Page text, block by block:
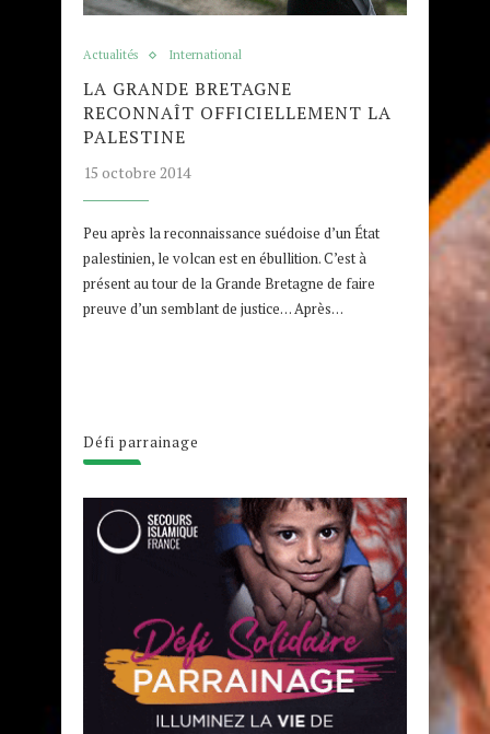
Actualités International
LA GRANDE BRETAGNE
RECONNAÎT OFFICIELLEMENT LA
PALESTINE
15 octobre 2014
Peu après la reconnaissance suédoise d’un État
palestinien, le volcan est en ébullition. C’est à
présent au tour de la Grande Bretagne de faire
preuve d’un semblant de justice… Après…
Défi parrainage